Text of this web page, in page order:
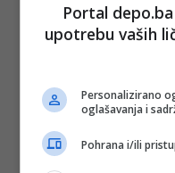
Portal
upotrebu vaših
Personalizirano
oglašavanja i
Pohrana i/ili